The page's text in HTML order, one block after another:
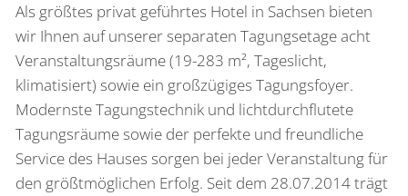
Als größtes privat geführtes Hotel in Sachsen bieten
wir Ihnen auf unserer separaten Tagungsetage acht
Veranstaltungsräume (19-283 m², Tageslicht,
klimatisiert) sowie ein großzügiges Tagungsfoyer.
Modernste Tagungstechnik und lichtdurchflutete
Tagungsräume sowie der perfekte und freundliche
Service des Hauses sorgen bei jeder Veranstaltung für
den größtmöglichen Erfolg. Seit dem 28.07.2014 trägt